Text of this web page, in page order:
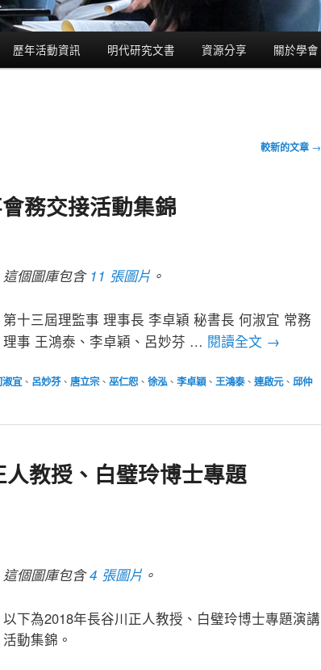
歷年活動資訊 明代研究文書 資源分享 關於學會
較新的文章 →
務交接活動集錦
這個圖庫包含 11 張圖片 。
第十三屆理監事 理事長 李卓穎 秘書長 何淑宜 常務
理事 王鴻泰、李卓穎、呂妙芬 … 閱讀全文 →
淑宜 、 呂妙芬、 唐立宗、 巫仁恕 、 徐泓、 李卓穎、 王鴻泰、 連啟元、 邱仲
教授、白璧玲博士專題
這個圖庫包含4 張圖片 。
以下為2018年長谷川正人教授、白璧玲博士專題演講
活動集錦。